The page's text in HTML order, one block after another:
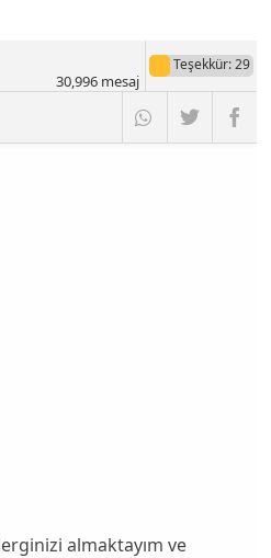
Teşekkür: 29
30,996mesaj
almaktayım ve